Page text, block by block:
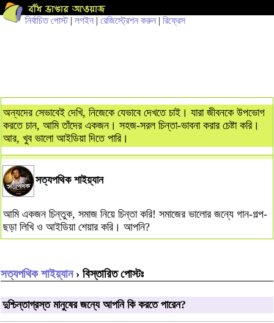
নির্বাচিত পোস্ট| লগইন | রেজিস্ট্রেশন করুন | রিফ্রেস
অন্যদের সেভাবেই দেখি, নিজেকে যেভাবে দেখতে চাই। যারা জীবনকে উপভোগ
করতে চান, আমি তাঁদের একজন। সহজ-সরল চিন্তা-ভাবনা করার চেষ্টা করি।
আর, খুব ভালো আইডিয়া দিতে পারি।
সত্যপথিক শাইয়্যান
আমি একজন চিন্তুক, সমাজ নিয়ে চিন্তা করি! সমাজের ভালোর জন্যে গান-গল্প-
ছড়া লিখি ও আইডিয়া শেয়ার করি। আপনি?
সত্যপথিক শাইয়্যান› বিস্তারিত পোস্টঃ
দুশ্চিন্তাগ্রস্ত মানুষের জন্যে আপনি কি করতে পারেন?